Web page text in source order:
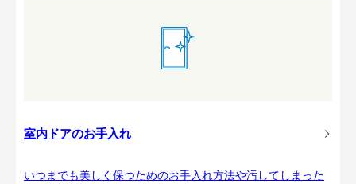
室内ドアのお手入れ
いつまでも美しく保つためのお手入れ方法や汚してしまった